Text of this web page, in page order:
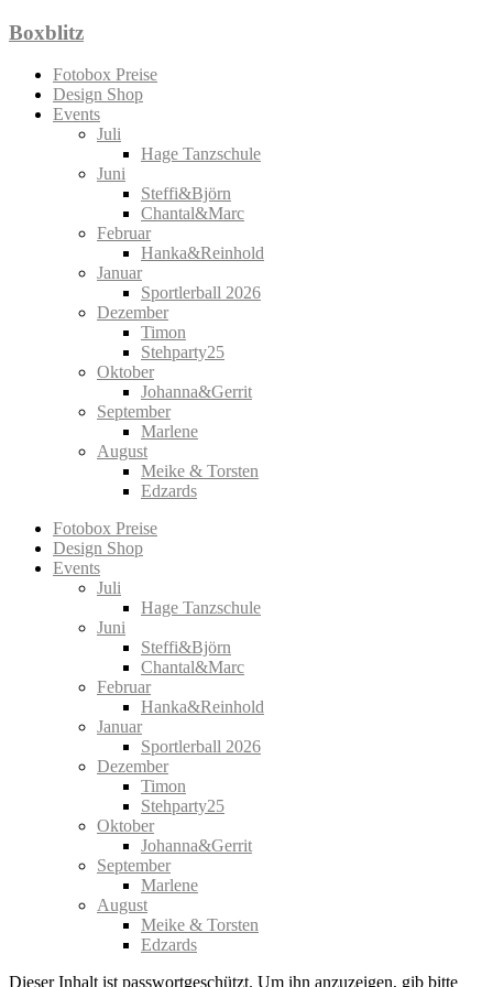
Zum
springen
Boxblitz
Fotobox Preise
Design Shop
Events
Juli
Hage Tanzschule
Juni
Steffi&Björn
Chantal&Marc
Februar
Hanka&Reinhold
Januar
Sportlerball 2026
Dezember
Timon
Stehparty25
Oktober
Johanna&Gerrit
September
Marlene
August
Meike & Torsten
Edzards
Fotobox Preise
Design Shop
Events
Juli
Hage Tanzschule
Juni
Steffi&Björn
Chantal&Marc
Februar
Hanka&Reinhold
Januar
Sportlerball 2026
Dezember
Timon
Stehparty25
Oktober
Johanna&Gerrit
September
Marlene
August
Meike & Torsten
Edzards
Dieser Inhalt ist passwortgeschützt. Um ihn anzuzeigen, gib bitte